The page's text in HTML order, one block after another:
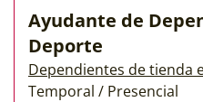
Ayudante de
Deporte
Dependientes de tienda
Temporal / Presencial